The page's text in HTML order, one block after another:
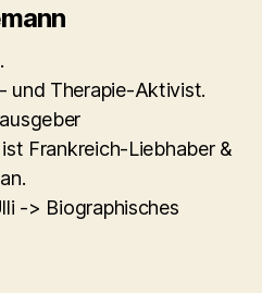
und Therapie-Aktivist.
Frankreich-Liebhaber &
-> Biographisches